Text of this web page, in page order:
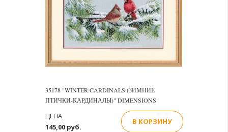
35178 "WINTER CARDINALS (ЗИМНИЕ
ПТИЧКИ-КАРДИНАЛЫ)" DIMENSIONS
145,00 руб.
ЦЕНА
В КОРЗИНУ